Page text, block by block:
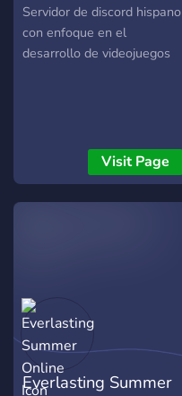
Servidor de discord hispano
con enfoque en el
desarrollo de videojuegos
Visit Page
Everlasting Summer